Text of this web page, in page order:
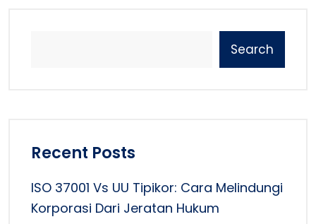
Search
Recent Posts
ISO 37001 Vs UU Tipikor: Cara Melindungi
Korporasi Dari Jeratan Hukum